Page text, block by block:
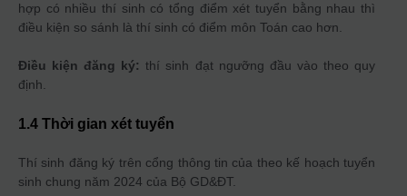
hợp có nhiều thí sinh có tổng điểm xét tuyển bằng nhau thì
điều kiện so sánh là thí sinh có điểm môn Toán cao hơn.
Điều kiện đăng ký:thí sinh đạt ngưỡng đầu vào theo quy
định.
1.4 Thời gian xét tuyển
Thí sinh đăng ký trên cổng thông tin của theo kế hoạch tuyển
sinh chung năm 2024 của Bộ GD&ĐT.